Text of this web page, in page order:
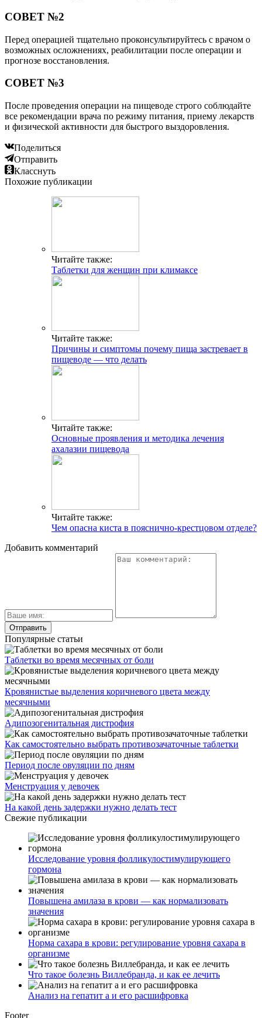
СОВЕТ №2
Перед операцией тщательно проконсультируйтесь с врачом о
возможных осложнениях, реабилитации после операции и
прогнозе восстановления.
СОВЕТ №3
После проведения операции на пищеводе строго соблюдайте
все рекомендации врача по режиму питания, приему лекарств
и физической активности для быстрого выздоровления.
Поделиться
Отправить
Класснуть
Похожие публикации
Читайте также:
Таблетки для женщин при климаксе
Читайте также:
Причины и симптомы почему пища застревает в
пищеводе — что делать
Читайте также:
Основные проявления и методика лечения
ахалазии пищевода
Читайте также:
Чем опасна киста в пояснично-крестцовом отделе?
Добавить комментарий
Популярные статьи
Таблетки во время месячных от боли
Кровянистые выделения коричневого цвета между
месячными
Адипозогенитальная дистрофия
Как самостоятельно выбрать противозачаточные таблетки
Период после овуляции по дням
Менструация у девочек
На какой день задержки нужно делать тест
Свежие публикации
Исследование уровня фолликулостимулирующего
гормона
Повышена амилаза в крови — как нормализовать
значения
Норма сахара в крови: регулирование уровня сахара в
организме
Что такое болезнь Виллебранда, и как ее лечить
Анализ на гепатит а и его расшифровка
Footer